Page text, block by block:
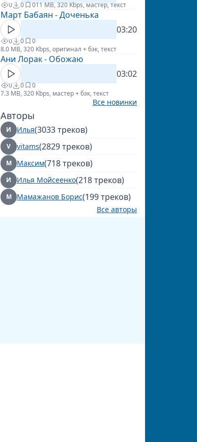
0 0 011 MB, 320 Kbps, мастер, текст
Март Бабаян - Доченька
03:20
0 0
0
8.0 MB, 320 Kbps, оригинал + бэк, текст
Ани Лорак - Обожаю
03:02
0 0
0
7.3 MB, 320 Kbps, мастер + бэк, текст
Все новинки
Авторы
И Илья(3033 треков)
V vitams(2829 треков)
М Максим(718 треков)
И Илья Мойсеенко(218 треков)
М Мамажанов Борис(199 треков)
Все авторы